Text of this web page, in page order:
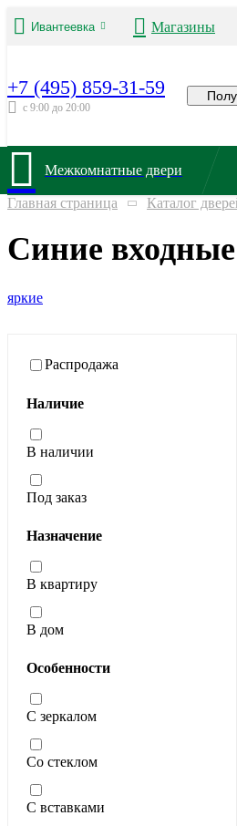
Ивантеевка Магазины
+7 (495) 859-31-59
с 9:00 до 20:00
Межкомнатные двери
Главная страница Каталог
Синие
яркие
Распродажа
Наличие
В наличии
Под заказ
Назначение
В квартиру
В дом
Особенности
С зеркалом
Со стеклом
С вставками